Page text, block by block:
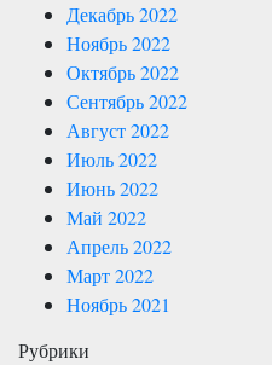
Декабрь 2022
Ноябрь 2022
Октябрь 2022
Сентябрь 2022
Август 2022
Июль 2022
Июнь 2022
Май 2022
Апрель 2022
Март 2022
Ноябрь 2021
Рубрики